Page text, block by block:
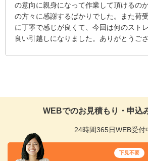
の意向に親身になって作業して頂けるの
の方々に感謝するばかりでした。また荷
に丁寧で感じが良くて、今回は何のスト
良い引越しになりました。ありがとうござ
WEBでのお見積もり・申込
24時間365日WEB受付
下見不要